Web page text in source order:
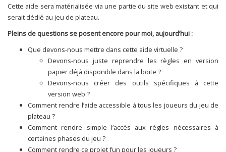
Cette aide sera matérialisée via une partie du site web existant et qui
serait dédié au jeu de plateau.
Pleins de questions se posent encore pour moi, aujourd’hui :
Que devons-nous mettre dans cette aide virtuelle ?
Devons-nous juste reprendre les règles en version
papier déjà disponible dans la boite ?
Devons-nous créer des outils spécifiques à cette
version web ?
Comment rendre l’aide accessible à tous les joueurs du jeu de
plateau ?
Comment rendre simple l’accès aux règles nécessaires à
certaines phases du jeu ?
Comment rendre ce projet fun pour les joueurs ?